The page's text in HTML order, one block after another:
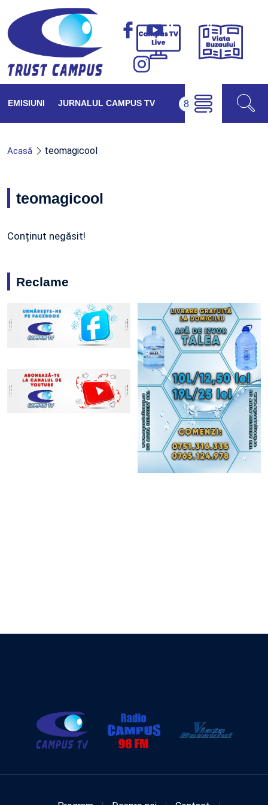
Campus
Viața
EMISIUNI JURNALUL CAMPUS TV
Acasă teomagicool
teomagicool
Conținut negăsit!
Reclame